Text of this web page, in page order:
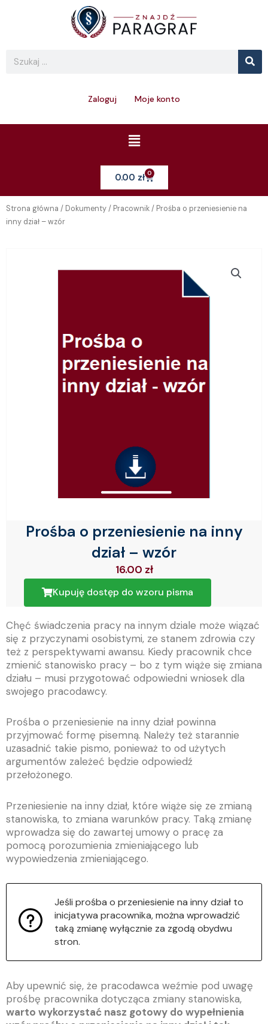
Search
Zaloguj Moje konto
Menu
0.00 zł 0Cart
Strona główna / Dokumenty/ Pracownik/ Prośba o przeniesienie na
inny dział – wzór
Prośba o przeniesienie na inny
dział – wzór
16.00 zł
Kupuję dostęp do wzoru pisma
Chęć świadczenia pracy na innym dziale może wiązać
się z przyczynami osobistymi, ze stanem zdrowia czy
też z perspektywami awansu. Kiedy pracownik chce
zmienić stanowisko pracy – bo z tym wiąże się zmiana
działu – musi przygotować odpowiedni wniosek dla
swojego pracodawcy.
Prośba o przeniesienie na inny dział powinna
przyjmować formę pisemną. Należy też starannie
uzasadnić takie pismo, ponieważ to od użytych
argumentów zależeć będzie odpowiedź
przełożonego.
Przeniesienie na inny dział, które wiąże się ze zmianą
stanowiska, to zmiana warunków pracy. Taką zmianę
wprowadza się do zawartej umowy o pracę za
pomocą porozumienia zmieniającego lub
wypowiedzenia zmieniającego.
Jeśli prośba o przeniesienie na inny dział to
inicjatywa pracownika, można wprowadzić
taką zmianę wyłącznie za zgodą obydwu
stron.
Aby upewnić się, że pracodawca weźmie pod uwagę
prośbę pracownika dotycząca zmiany stanowiska,
warto wykorzystać nasz gotowy do wypełnienia